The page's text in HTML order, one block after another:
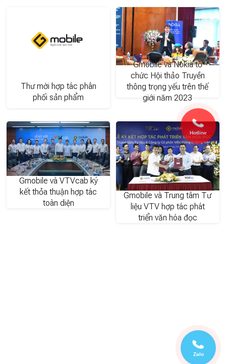
Thư mời hợp tác phân
phối sản phẩm
Gmobile và Nokia tổ
chức Hội thảo Truyền
thông trọng yếu trên thế
giới năm 2023
Gmobile và VTVcab ký
kết thỏa thuận hợp tác
toàn diện
Gmobile và Trung tâm Tư
liệu VTV hợp tác phát
triển văn hóa đọc
Hotline
Zalo